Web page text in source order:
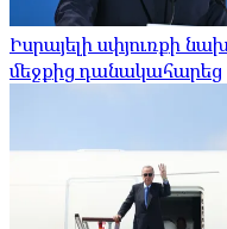
Իսրայելի սփյուռքի
մեջքից դանակահարեց